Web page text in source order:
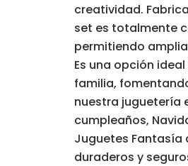
creatividad.
set es totalmente
permitiendo
Es una opción
familia,
nuestra juguetería
cumpleaños,
Juguetes
duraderos y